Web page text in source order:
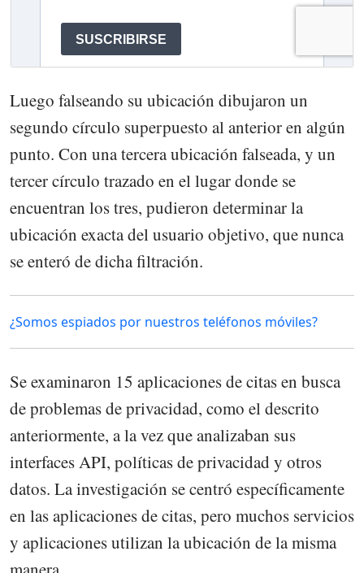
Luego falseando su ubicación dibujaron un
segundo círculo superpuesto al anterior en algún
punto. Con una tercera ubicación falseada, y un
tercer círculo trazado en el lugar donde se
encuentran los tres, pudieron determinar la
ubicación exacta del usuario objetivo, que nunca
se enteró de dicha filtración.
¿Somos espiados por nuestros teléfonos móviles?
Se examinaron 15 aplicaciones de citas en busca
de problemas de privacidad, como el descrito
anteriormente, a la vez que analizaban sus
interfaces API, políticas de privacidad y otros
datos. La investigación se centró específicamente
en las aplicaciones de citas, pero muchos servicios
y aplicaciones utilizan la ubicación de la misma